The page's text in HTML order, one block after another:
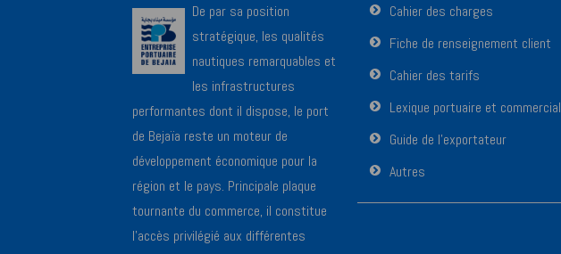
De par sa position
stratégique, les qualités
nautiques remarquables et
les infrastructures
performantes dont il dispose, le port
de Bejaïa reste un moteur de
développement économique pour la
région et le pays. Principale plaque
tournante du commerce, il constitue
l’accès privilégié aux différentes
Cahier des charges
Fiche de renseignement client
Cahier des tarifs
Lexique portuaire et commercial
Guide de l’exportateur
Autres